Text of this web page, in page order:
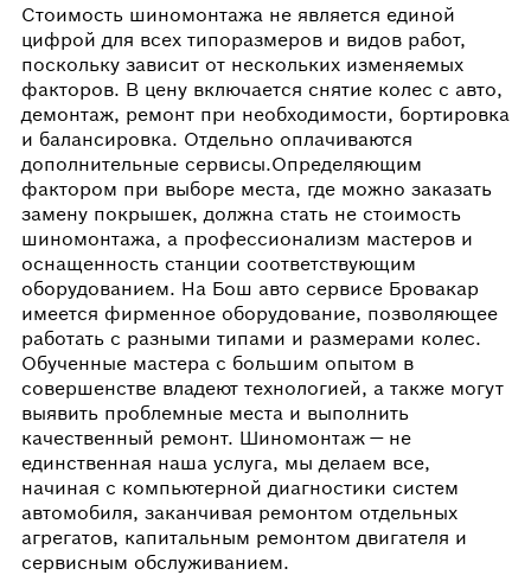
Стоимость шиномонтажа не является единой
цифрой для всех типоразмеров и видов работ,
поскольку зависит от нескольких изменяемых
факторов. В цену включается снятие колес с авто,
демонтаж, ремонт при необходимости, бортировка
и балансировка. Отдельно оплачиваются
дополнительные сервисы.Определяющим
фактором при выборе места, где можно заказать
замену покрышек, должна стать не стоимость
шиномонтажа, а профессионализм мастеров и
оснащенность станции соответствующим
оборудованием. На Бош авто сервисе Бровакар
имеется фирменное оборудование, позволяющее
работать с разными типами и размерами колес.
Обученные мастера с большим опытом в
совершенстве владеют технологией, а также могут
выявить проблемные места и выполнить
качественный ремонт. Шиномонтаж — не
единственная наша услуга, мы делаем все,
начиная с компьютерной диагностики систем
автомобиля, заканчивая ремонтом отдельных
агрегатов, капитальным ремонтом двигателя и
сервисным обслуживанием.